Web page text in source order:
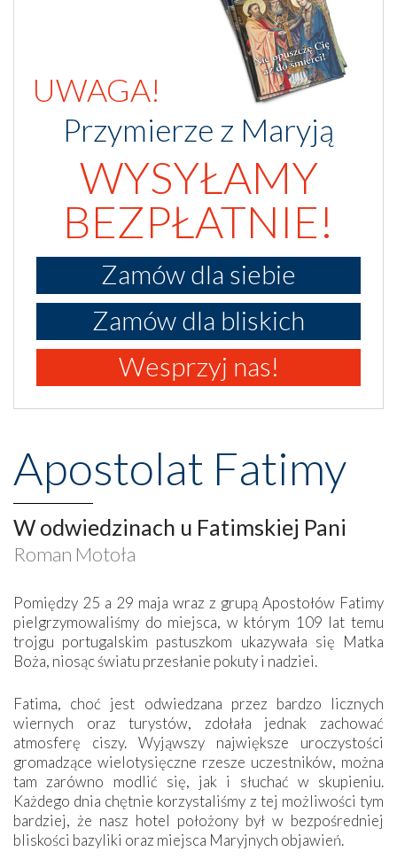
UWAGA!
Przymierze z Maryją
WYSYŁAMY
BEZPŁATNIE!
Zamów dla siebie
Zamów dla bliskich
Wesprzyj nas!
Apostolat Fatimy
W odwiedzinach u Fatimskiej Pani
Roman Motoła
Pomiędzy 25 a 29 maja wraz z grupą Apostołów Fatimy
pielgrzymowaliśmy do miejsca, w którym 109 lat temu
trojgu portugalskim pastuszkom ukazywała się Matka
Boża, niosąc światu przesłanie pokuty i nadziei.
Fatima, choć jest odwiedzana przez bardzo licznych
wiernych oraz turystów, zdołała jednak zachować
atmosferę ciszy. Wyjąwszy największe uroczystości
gromadzące wielotysięczne rzesze uczestników, można
tam zarówno modlić się, jak i słuchać w skupieniu.
Każdego dnia chętnie korzystaliśmy z tej możliwości tym
bardziej, że nasz hotel położony był w bezpośredniej
bliskości bazyliki oraz miejsca Maryjnych objawień.